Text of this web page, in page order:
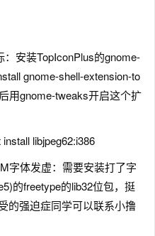
安装TopIconPlus的gnome-
gnome-shell-extension-to
用gnome-tweaks开启这个扩
libjpeg62:i386
字体发虚：需要安装打了字
的freetype的lib32位包，挺
的强迫症同学可以联系小撸